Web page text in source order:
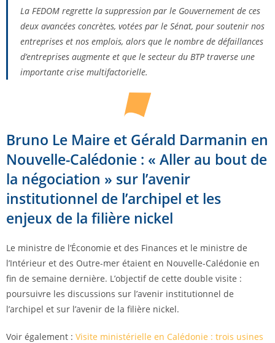
La FEDOM regrette la suppression par le Gouvernement de ces
deux avancées concrètes, votées par le Sénat, pour soutenir nos
entreprises et nos emplois, alors que le nombre de défaillances
d’entreprises augmente et que le secteur du BTP traverse une
importante crise multifactorielle.
Bruno Le Maire et Gérald Darmanin en
Nouvelle-Calédonie : « Aller au bout de
la négociation » sur l’avenir
institutionnel de l’archipel et les
enjeux de la filière nickel
Le ministre de l’Économie et des Finances et le ministre de
l’Intérieur et des Outre-mer étaient en Nouvelle-Calédonie en
fin de semaine dernière. L’objectif de cette double visite :
poursuivre les discussions sur l’avenir institutionnel de
l’archipel et sur l’avenir de la filière nickel.
Voir également : Visite ministérielle en Calédonie : trois usines